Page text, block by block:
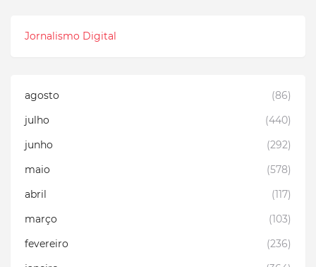
Jornalismo Digital
agosto
(86)
julho
(440)
junho
(292)
maio
(578)
abril
(117)
março
(103)
fevereiro
(236)